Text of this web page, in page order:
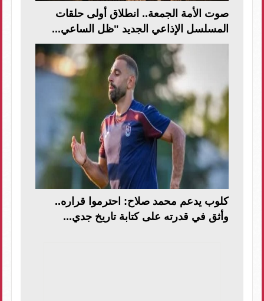
صوت الأمة الجمعة.. انطلاق أولى حلقات
المسلسل الإذاعي الجديد "ظل الساعي...
كلوب يدعم محمد صلاح: احترموا قراره..
وأثق في قدرته على كتابة تاريخ جدي...